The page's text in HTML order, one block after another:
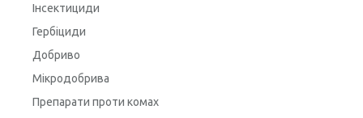
Інсектициди
Гербіциди
Добриво
Мікродобрива
Препарати проти комах